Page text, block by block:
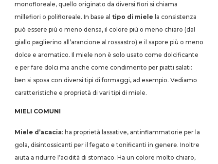
monofloreale, quello originato da diversi fiori si chiama
millefiori o polifloreale. In base al tipo di miele la consistenza
può essere più o meno densa, il colore più o meno chiaro (dal
giallo paglierino all’arancione al rossastro) e il sapore più o meno
dolce e aromatico. Il miele non è solo usato come dolcificante
e per fare dolci ma anche come condimento per piatti salati:
ben si sposa con diversi tipi di formaggi, ad esempio. Vediamo
caratteristiche e proprietà di vari tipi di miele.
MIELI COMUNI
Miele d’acacia: ha proprietà lassative, antinfiammatorie per la
gola, disintossicanti per il fegato e tonificanti in genere. Inoltre
aiuta a ridurre l’acidità di stomaco. Ha un colore molto chiaro,